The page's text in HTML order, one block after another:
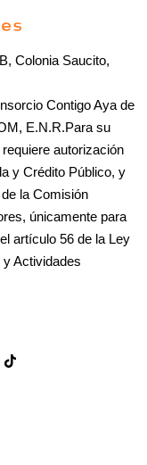
Colonia Saucito,
Contigo Aya de
E.N.R.Para su
autorización
y Crédito Público, y
la Comisión
únicamente para
artículo 56 de la Ley
Actividades